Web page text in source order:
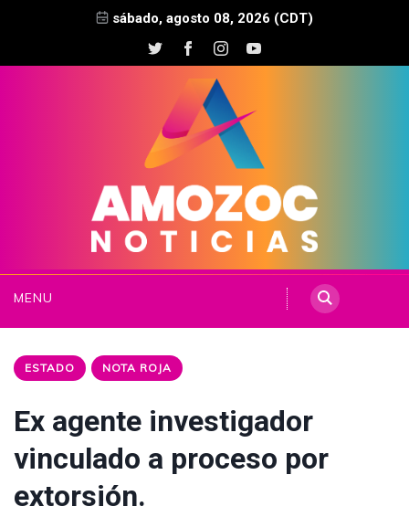
sábado, agosto 08, 2026 (CDT)
MENU
ESTADO NOTA ROJA
Ex agente investigador
vinculado a proceso por
extorsión.